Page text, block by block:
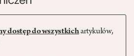
dostęp do wszystkichartykułów,